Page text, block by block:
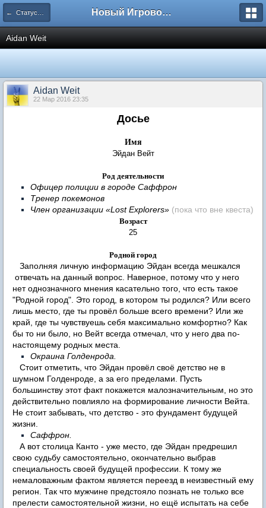
← Статусы игроков Новый Игровой Покефорум (ролевая игра покемон)
Aidan Weit
Aidan Weit
22 Мар 2016 23:35
Досье
Имя
Эйдан Вейт
Род деятельности
Офицер полиции в городе Саффрон
Тренер покемонов
Член организации «Lost Explorers» (пока что вне квеста)
Возраст
25
Родной город
Заполняя личную информацию Эйдан всегда мешкался
отвечать на данный вопрос. Наверное, потому что у него
нет однозначного мнения касательно того, что есть такое
"Родной город". Это город, в котором ты родился? Или всего
лишь место, где ты провёл больше всего времени? Или же
край, где ты чувствуешь себя максимально комфортно? Как
бы то ни было, но Вейт всегда отмечал, что у него два по-
настоящему родных места.
Окраина Голденрода.
Стоит отметить, что Эйдан провёл своё детство не в
шумном Голденроде, а за его пределами. Пусть
большинству этот факт покажется малозначительным, но это
действительно повлияло на формирование личности Вейта.
Не стоит забывать, что детство - это фундамент будущей
жизни.
Саффрон.
А вот столица Канто - уже место, где Эйдан предрешил
свою судьбу самостоятельно, окончательно выбрав
специальность своей будущей профессии. К тому же
немаловажным фактом является переезд в неизвестный ему
регион. Так что мужчине предстояло познать не только все
прелести самостоятельной жизни, но ещё испытать на себе